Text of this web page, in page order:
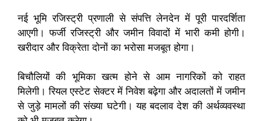
नई भूमि रजिस्ट्री प्रणाली से संपत्ति लेनदेन में पूरी पारदर्शिता
आएगी। फर्जी रजिस्ट्री और जमीन विवादों में भारी कमी होगी।
खरीदार और विक्रेता दोनों का भरोसा मजबूत होगा।
बिचौलियों की भूमिका खत्म होने से आम नागरिकों को राहत
मिलेगी। रियल एस्टेट सेक्टर में निवेश बढ़ेगा और अदालतों में जमीन
से जुड़े मामलों की संख्या घटेगी। यह बदलाव देश की अर्थव्यवस्था